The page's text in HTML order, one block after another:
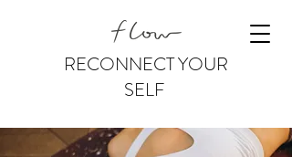
RECONNECT YOUR
SELF